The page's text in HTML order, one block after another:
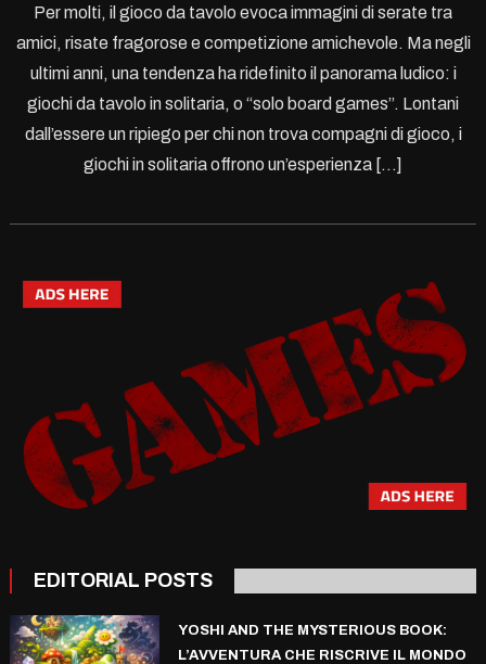
Per molti, il gioco da tavolo evoca immagini di serate tra
amici, risate fragorose e competizione amichevole. Ma negli
ultimi anni, una tendenza ha ridefinito il panorama ludico: i
giochi da tavolo in solitaria, o “solo board games”. Lontani
dall’essere un ripiego per chi non trova compagni di gioco, i
giochi in solitaria offrono un’esperienza […]
EDITORIAL POSTS
YOSHI AND THE MYSTERIOUS BOOK:
L’AVVENTURA CHE RISCRIVE IL MONDO